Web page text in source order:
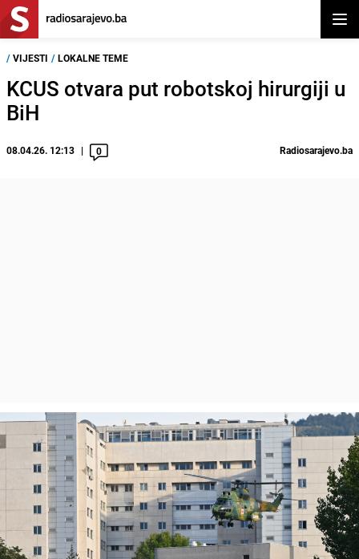
/ VIJESTI / LOKALNE TEME
KCUS otvara put robotskoj hirurgiji u
BiH
08.04.26. 12:13 0 Radiosarajevo.ba